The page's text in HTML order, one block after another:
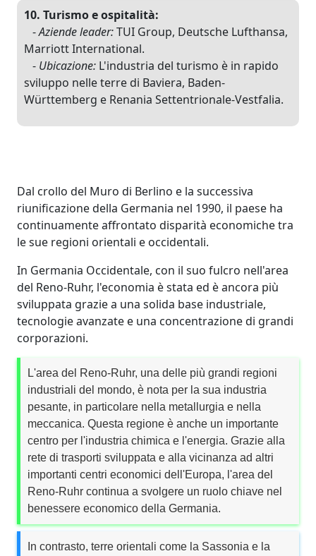
10. Turismo e ospitalità:
-Aziende leader:TUI Group, Deutsche Lufthansa,
Marriott International.
- Ubicazione: L'industria del turismo è in rapido
sviluppo nelle terre di Baviera, Baden-
Württemberg e Renania Settentrionale-Vestfalia.
Dal crollo del Muro di Berlino e la successiva
riunificazione della Germania nel 1990, il paese ha
continuamente affrontato disparità economiche tra
le sue regioni orientali e occidentali.
In Germania Occidentale, con il suo fulcro nell'area
del Reno-Ruhr, l'economia è stata ed è ancora più
sviluppata grazie a una solida base industriale,
tecnologie avanzate e una concentrazione di grandi
corporazioni.
L'area del Reno-Ruhr, una delle più grandi regioni
industriali del mondo, è nota per la sua industria
pesante, in particolare nella metallurgia e nella
meccanica. Questa regione è anche un importante
centro per l'industria chimica e l'energia. Grazie alla
rete di trasporti sviluppata e alla vicinanza ad altri
importanti centri economici dell'Europa, l'area del
Reno-Ruhr continua a svolgere un ruolo chiave nel
benessere economico della Germania.
In contrasto, terre orientali come la Sassonia e la